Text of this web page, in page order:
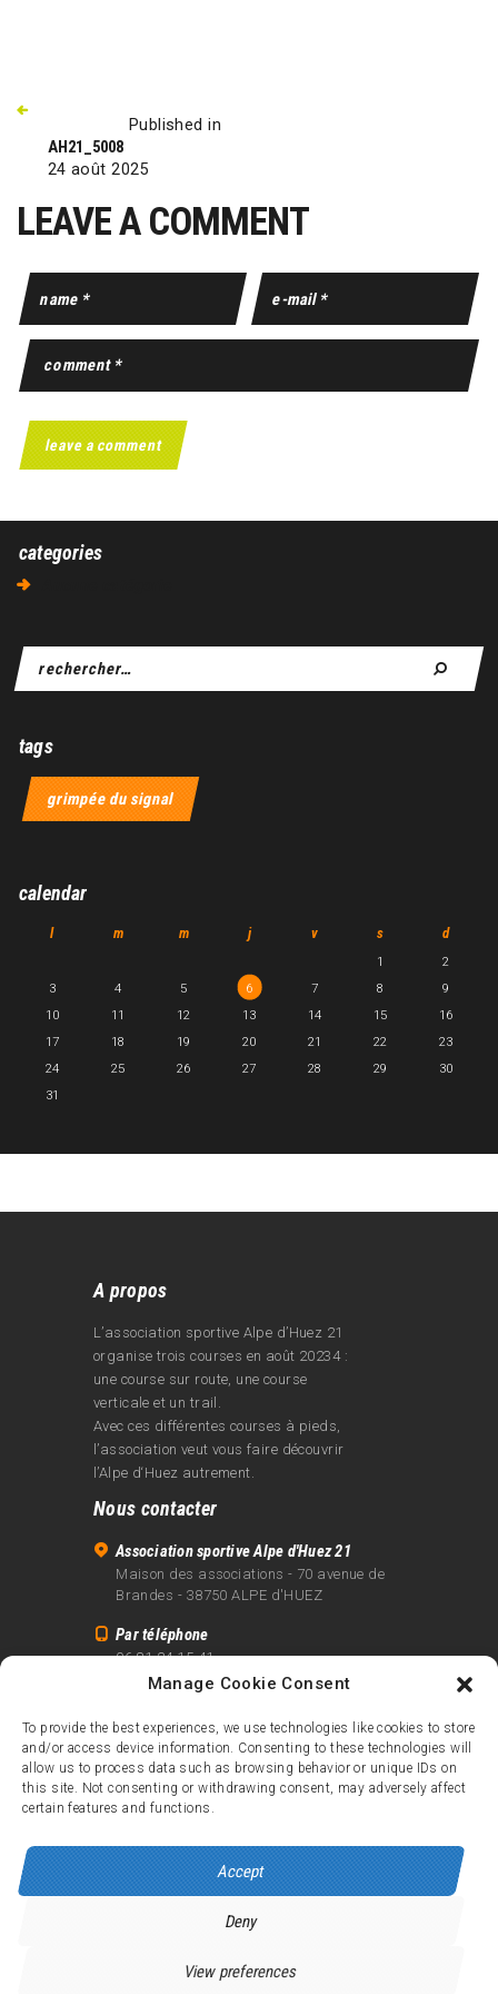
Manage Cookie Consent
To provide the best experiences, we use technologies like cookies to store
and/or access device information. Consenting to these technologies will
allow us to process data such as browsing behavior or unique IDs on
this site. Not consenting or withdrawing consent, may adversely affect
certain features and functions.
Accept
Deny
View preferences
Published in
AH21_5008
24 août 2025
LEAVE A COMMENT
categories
tags
grimpée du signal
calendar
l m m j v s d
1
2
3
4 5 6 7 8
9
10
11 12 13 14 15
16
17
18 19 20 21 22
23
24
25 26 27 28 29
30
31
A propos
L’association sportive Alpe d’Huez 21
organise trois courses en août 20234 :
une course sur route, une course
verticale et un trail.
Avec ces différentes courses à pieds,
l’association veut vous faire découvrir
l’Alpe d‘Huez autrement.
Nous contacter
Association sportive Alpe d'Huez 21
Maison des associations - 70 avenue de
Brandes - 38750 ALPE d'HUEZ
Par téléphone
06 81 24 15 41
info@alpe21.fr
Mentions légales
Contact
crédits